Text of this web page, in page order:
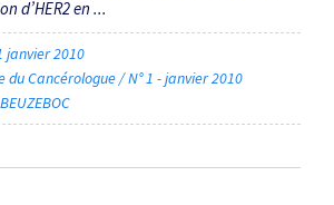
d’HER2 en ...
janvier 2010
du Cancérologue / N° 1 - janvier 2010